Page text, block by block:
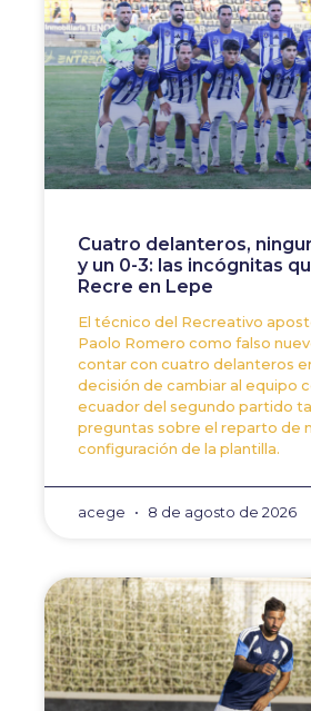
Cuatro delanteros,
y un 0-3: las incógnitas
Recre en Lepe
El técnico del Recreativo
Paolo Romero como falso
contar con cuatro delanteros
decisión de cambiar al equipo
ecuador del segundo partido
preguntas sobre el reparto de
configuración de la plantilla.
acege 8 de agosto de 2026